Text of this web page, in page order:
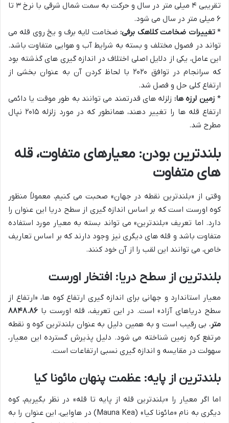
تقریبی ۴ میلی متر در سال و حرکت به سمت شمال شرقی با نرخ ۳ تا
۶ میلی متر در سال می شود.
*تغییرات ضخامت کلاهک برفی:ضخامت لایه برف و یخ روی قله می
تواند در فصول مختلف و بسته به شرایط آب و هوایی متفاوت باشد.
این عامل، یکی از دلایل اصلی اختلاف در اندازه گیری های گذشته بود
که سرانجام در توافق ۲۰۲۰ با لحاظ کردن آن به عنوان بخشی از
ارتفاع کلی حل و فصل شد.
* زمین لرزه ها: زلزله های قدرتمند می توانند به طور موقت یا دائمی
ارتفاع قله ها را تغییر دهند، همانطور که در مورد زلزله ۲۰۱۵ نپال
مطرح شد.
بلندترین بودن: معیارهای متفاوت، قله
های متفاوت
وقتی از «بلندترین نقطه در جهان» صحبت می کنیم، معمولاً منظور
کوه اورست است که بر اساس اندازه گیری از سطح دریا این عنوان را
دارد. اما تعریف «بلندترین» می تواند بسته به معیار مورد استفاده
متفاوت باشد و قله های دیگری نیز وجود دارند که بر اساس تعاریف
خاص، می توانند این لقب را از آن خود کنند.
بلندترین از سطح دریا: افتخار اورست
معیار استاندارد و جهانی برای اندازه گیری ارتفاع کوه ها، «ارتفاع از
سطح دریاهای آزاد» است. در این تعریف، قله اورست با ۸۸۴۸.۸۶
متر، بی رقیب است و به همین دلیل به عنوان بلندترین کوه و نقطه
مرتفع کره زمین شناخته می شود. دلیل پذیرش گسترده این معیار،
سهولت در مقایسه و اندازه گیری نسبی ارتفاعات است.
بلندترین از پایه: عظمت پنهان مائونا کیا
اما اگر معیار را «بلندترین قله از پایه تا قله» در نظر بگیریم، کوه
دیگری به نام «مائونا کیا» (Mauna Kea) در هاوایی، این عنوان را به